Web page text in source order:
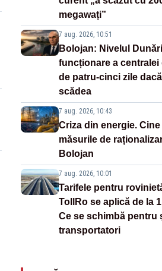
megawați”
7 aug. 2026, 10:51
Bolojan: Nivelul
funcționare a centralei
de patru-cinci zile
scădea
7 aug. 2026, 10:43
Criza din energie.
măsurile de
Bolojan
7 aug. 2026, 10:01
Tarifele pentru
TollRo se aplică de la
Ce se schimbă pentru
transportatori